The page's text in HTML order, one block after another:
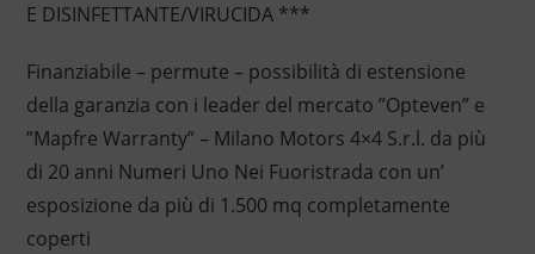
E DISINFETTANTE/VIRUCIDA ***
Finanziabile – permute – possibilità di estensione
della garanzia con i leader del mercato ”Opteven” e
”Mapfre Warranty” – Milano Motors 4×4 S.r.l. da più
di 20 anni Numeri Uno Nei Fuoristrada con un’
esposizione da più di 1.500 mq completamente
coperti